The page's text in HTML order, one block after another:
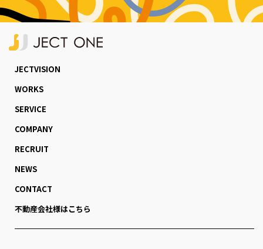
JECTVISION
WORKS
SERVICE
COMPANY
RECRUIT
NEWS
CONTACT
不動産会社様はこちら